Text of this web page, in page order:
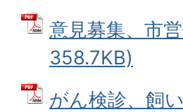
意見募集、市
358.7KB)
がん検診、飼